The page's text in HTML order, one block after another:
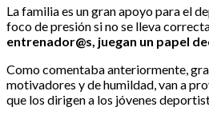
La familia es un gran apoyo para el
foco de presión si no se lleva
entrenador@s, juegan un papel
Como comentaba anteriormente,
motivadores y de humildad, van a
que los dirigen a los jóvenes